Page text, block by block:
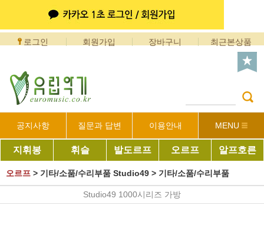
로그인 회원가입 장바구니 최근본상품
공지사항 질문과 답변 이용안내 MENU
지휘봉 휘슬 발도르프 오르프 알프호른
오르프 > 기타/소품/수리부품 Studio49 > 기타/소품/수리부품
Studio49 1000시리즈 가방